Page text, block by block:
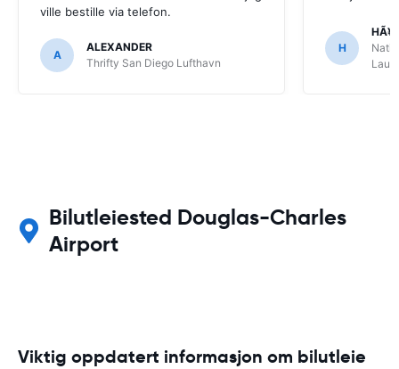
ville bestille via telefon.
A
ALEXANDER
Thrifty San Diego Lufthavn
H
Bilutleiested Douglas-Charles
Airport
Viktig oppdatert informasjon om bilutleie